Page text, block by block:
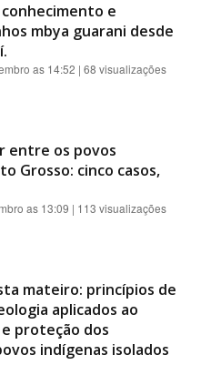
e
mbya guarani desde
as 14:52 | 68 visualizações
entre os povos
Grosso: cinco casos,
as 13:09 | 113 visualizações
mateiro: princípios de
aplicados ao
proteção dos
indígenas isolados